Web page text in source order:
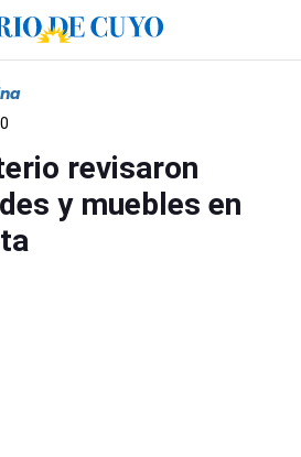
revisaron
y muebles en